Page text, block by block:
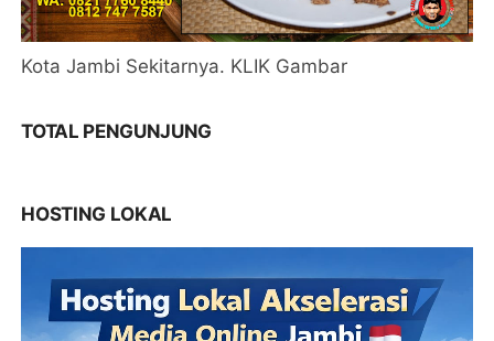
Kota Jambi Sekitarnya. KLIK Gambar
TOTAL PENGUNJUNG
HOSTING LOKAL